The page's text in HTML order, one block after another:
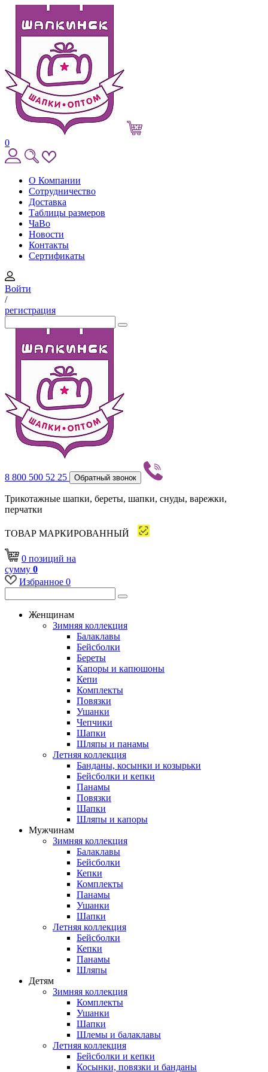
0
О Компании
Сотрудничество
Доставка
Таблицы размеров
ЧаВо
Новости
Контакты
Сертификаты
Войти
/
регистрация
8 800 500 52 25 Обратный звонок
Трикотажные шапки, береты, шапки, снуды, варежки,
перчатки
ТОВАР МАРКИРОВАННЫЙ
0 позиций на
сумму 0
Избранное 0
Женщинам
Зимняя коллекция
Балаклавы
Бейсболки
Береты
Капоры и капюшоны
Кепи
Комплекты
Повязки
Ушанки
Чепчики
Шапки
Шляпы и панамы
Летняя коллекция
Банданы, косынки и козырьки
Бейсболки и кепки
Панамы
Повязки
Шапки
Шляпы и капоры
Мужчинам
Зимняя коллекция
Балаклавы
Бейсболки
Кепки
Комплекты
Панамы
Ушанки
Шапки
Летняя коллекция
Бейсболки
Кепки
Панамы
Шляпы
Детям
Зимняя коллекция
Комплекты
Ушанки
Шапки
Шлемы и балаклавы
Летняя коллекция
Бейсболки и кепки
Косынки, повязки и банданы